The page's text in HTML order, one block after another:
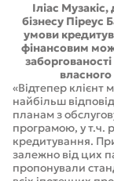
Іліас
бізнесу Піреус
умови
фінансовим
«Відтепер
найбільш
планам з
програмою, у т.ч.
кредитування.
залежно від цих
пропонували